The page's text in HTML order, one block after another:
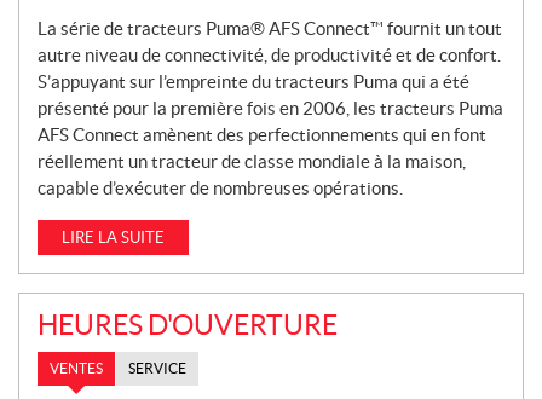
La série de tracteurs Puma® AFS Connect™ fournit un tout
autre niveau de connectivité, de productivité et de confort.
S’appuyant sur l’empreinte du tracteurs Puma qui a été
présenté pour la première fois en 2006, les tracteurs Puma
AFS Connect amènent des perfectionnements qui en font
réellement un tracteur de classe mondiale à la maison,
capable d’exécuter de nombreuses opérations.
LIRE LA SUITE
HEURES D'OUVERTURE
VENTES SERVICE